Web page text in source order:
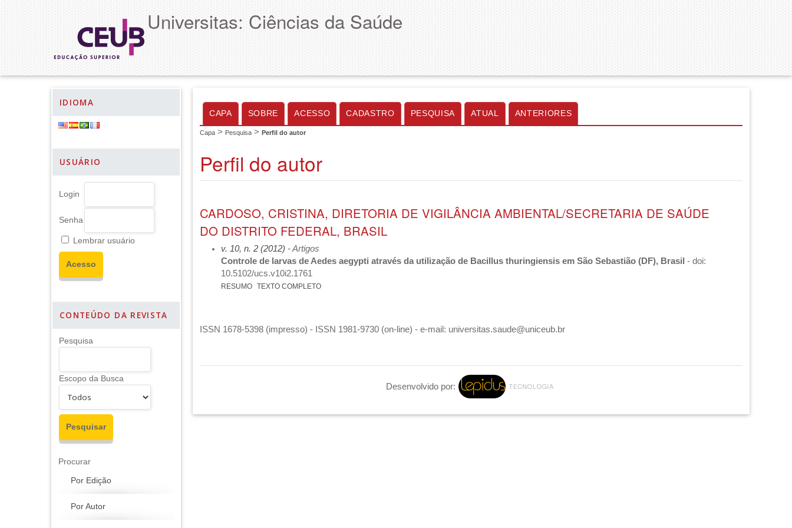
Universitas: Ciências da Saúde
IDIOMA
USUÁRIO
Login
Senha
Lembrar usuário
CONTEÚDO DA REVISTA
Pesquisa
Escopo da Busca
Procurar
Por Edição
Por Autor
CAPA SOBRE ACESSO CADASTRO PESQUISA ATUAL ANTERIORES
Capa > Pesquisa > Perfil do autor
Perfil do autor
CARDOSO, CRISTINA, DIRETORIA DE VIGILÂNCIA AMBIENTAL/SECRETARIA DE SAÚDE
DO DISTRITO FEDERAL, BRASIL
v. 10, n. 2 (2012) - Artigos
Controle de larvas de Aedes aegypti através da utilização de Bacillus thuringiensis em São Sebastião (DF), Brasil - doi:
10.5102/ucs.v10i2.1761
RESUMO TEXTO COMPLETO
ISSN 1678-5398 (impresso) - ISSN 1981-9730 (on-line) - e-mail: universitas.saude@uniceub.br
Desenvolvido por: